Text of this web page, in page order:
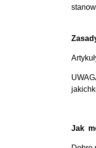
Jak